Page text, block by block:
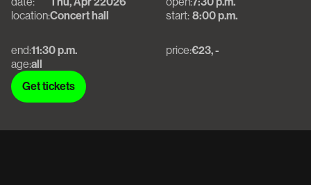
location:Concert hall
start: 8:00 p.m.
end:
age:
11:30 p.m.
all
price:€23, -
Get tickets